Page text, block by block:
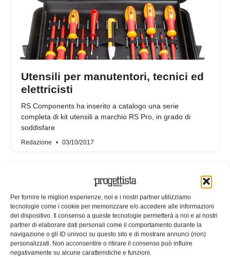
Per fornire le migliori esperienze, noi e i nostri partner utilizziamo
tecnologie come i cookie per memorizzare e/o accedere alle informazioni
del dispositivo. Il consenso a queste tecnologie permetterà a noi e ai nostri
partner di elaborare dati personali come il comportamento durante la
navigazione o gli ID univoci su questo sito e di mostrare annunci (non)
personalizzati. Non acconsentire o ritirare il consenso può influire
negativamente su alcune caratteristiche e funzioni.
Utensili per manutentori, tecnici ed
elettricisti
RS Components ha inserito a catalogo una serie
completa di kit utensili a marchio RS Pro, in grado di
soddisfare
Redazione 03/10/2017